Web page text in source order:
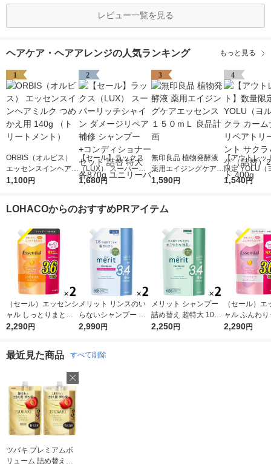
レビュー一覧を見る
ヘアケア・ヘアアレンジの人気ランキング もっと見る
1
ORBIS（オルビス）
エッセンスインヘアミ
ルク つめかえ用 140g
1,100円
2
【セール】ラックス
（LUX） スーパーリ
ッチシャイン ダメー
ー セット 詰替 特大 各
1,680円
3
無印良品 植物発酵液
薬用エイジングケアエ
ッセンス １５０ｍＬ
1,590円
4
【アウトレッ
限定 YOLU（
サクラ カー
1,540円
LOHACOからのおすすめPRアイテム
（セール）エッセンシ
ャル しっとりまとま
る シャンプー 詰め替
2,290円
メリット リンスのい
らないシャンプー 詰
め替え 超特大 1080ml
2,990円
メリット シャンプー
詰め替え 超特大 1080
ml 2個 花王
2,250円
（セール）エ
ャル ふんわ
ヤ コンディシ
2,290円
最近見た商品 すべて削除
お気に入りに
登録しました
ツバキ プレミアムボ
リューム 詰め替えセ